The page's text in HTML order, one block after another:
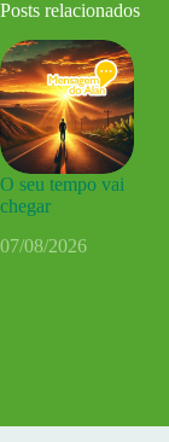
Posts relacionados
O seu tempo vai
chegar
07/08/2026